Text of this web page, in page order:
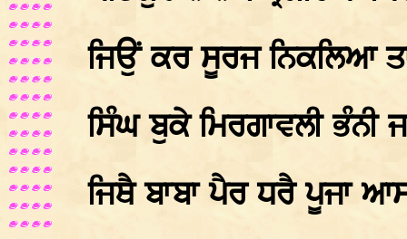
ਜਿਉਂ ਕਰ ਸੂਰਜ ਨਿਕਲਿਆ
ਸਿੰਘ ਬੁਕੇ ਮਿਰਗਾਵਲੀ ਭੰਨੀ
ਜਿਥੈ ਬਾਬਾ ਪੈਰ ਧਰੈ ਪੂਜਾ